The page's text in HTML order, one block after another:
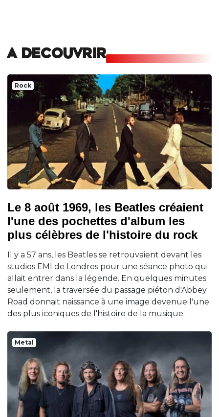
A DECOUVRIR
Rock
Le 8 août 1969, les Beatles créaient
l'une des pochettes d'album les
plus célèbres de l'histoire du rock
Il y a 57 ans, les Beatles se retrouvaient devant les
studios EMI de Londres pour une séance photo qui
allait entrer dans la légende. En quelques minutes
seulement, la traversée du passage piéton d'Abbey
Road donnait naissance à une image devenue l'une
des plus iconiques de l'histoire de la musique.
Metal